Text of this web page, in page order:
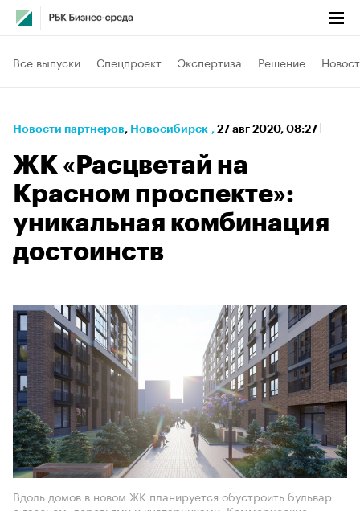
Все выпуски Спецпроект Экспертиза Решение
Новости партнеров⁠, Новосибирск , 27 авг 2020, 08:27
ЖК «Расцветай на
Красном проспекте»:
уникальная комбинация
достоинств
Вдоль домов в новом ЖК планируется обустроить бульвар